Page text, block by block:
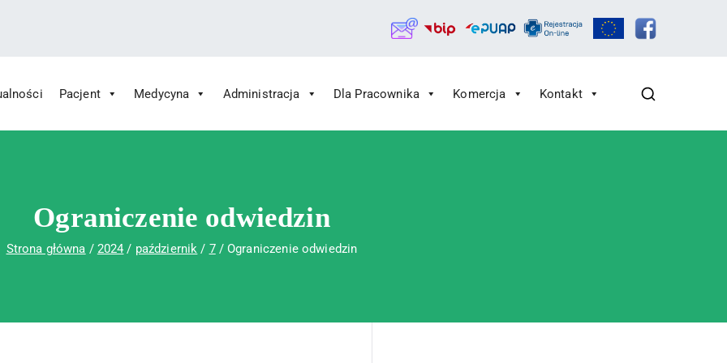
Św. Rafała w Czerwonej Górze
Rafała w Czerwonej Górze
Pacjent Medycyna Administracja Dla Pracownika Komercja Kontakt
Ograniczenie odwiedzin
Strona główna 2024 październik 7 Ograniczenie odwiedzin